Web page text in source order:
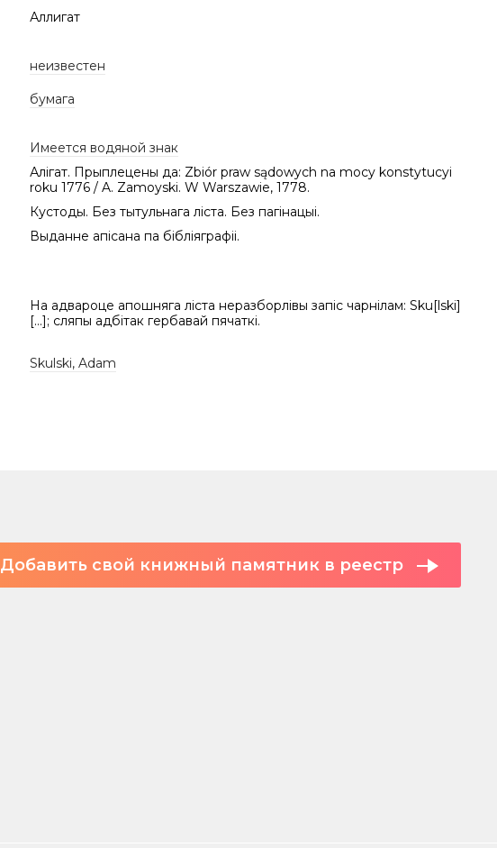
Аллигат
неизвестен
бумага
Имеется водяной знак
Алігат. Прыплецены да: Zbiór praw sądowych na mocy konstytucyi
roku 1776 / A. Zamoyski. W Warszawie, 1778.
Кустоды. Без тытульнага ліста. Без пагінацыі.
Выданне апісана па бібліяграфіі.
На адвароце апошняга ліста неразборлівы запіс чарнілам: Sku[lski]
[…]; сляпы адбітак гербавай пячаткі.
Skulski, Adam
Добавить свой книжный памятник в реестр